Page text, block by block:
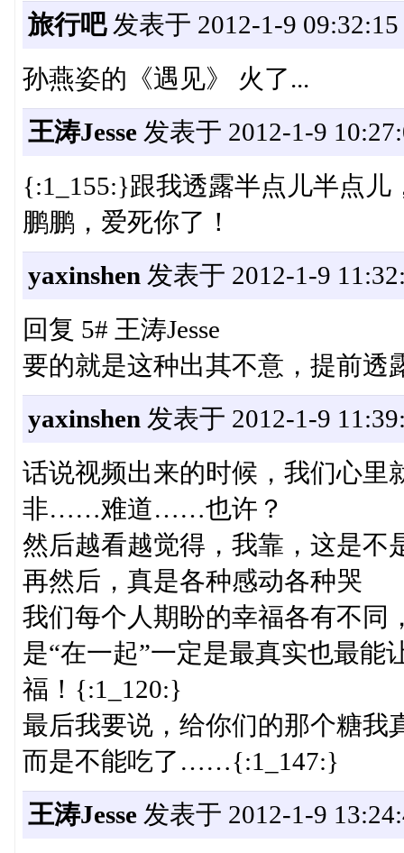
旅行吧发表于 2012-1-9 09:32:15
孙燕姿的《遇见》 火了...
王涛Jesse发表于 2012-1-9
{:1_155:}跟我透露半点儿半点儿
鹏鹏，爱死你了！
yaxinshen 发表于 2012-1-9
回复 5# 王涛Jesse
要的就是这种出其不意，提前透
yaxinshen 发表于 2012-1-9
话说视频出来的时候，我们心里
非……难道……也许？
然后越看越觉得，我靠，这是不
再然后，真是各种感动各种哭
我们每个人期盼的幸福各有不同
是“在一起”一定是最真实也最能
福！{:1_120:}
最后我要说，给你们的那个糖我
而是不能吃了……{:1_147:}
王涛Jesse发表于 2012-1-9